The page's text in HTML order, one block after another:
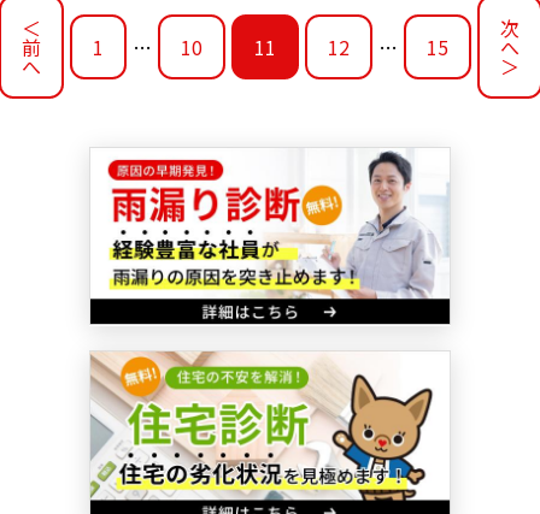
＜
前
へ
1 … 10 11 12 … 15
次
へ
＞